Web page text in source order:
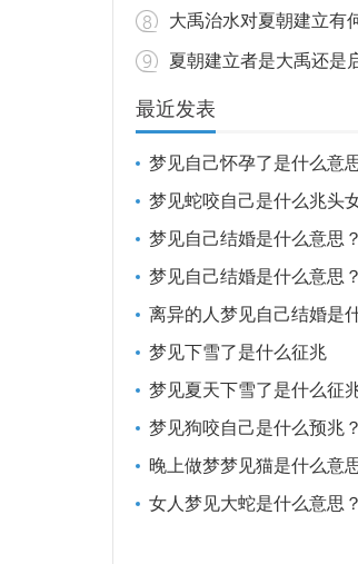
大禹治水对夏朝建立有
夏朝建立者是大禹还是
最近发表
梦见自己怀孕了是什么意
梦见蛇咬自己是什么兆头
梦见自己结婚是什么意思？
梦见自己结婚是什么意思？
离异的人梦见自己结婚是
梦见下雪了是什么征兆
梦见夏天下雪了是什么征
梦见狗咬自己是什么预兆？
晚上做梦梦见猫是什么意
女人梦见大蛇是什么意思？